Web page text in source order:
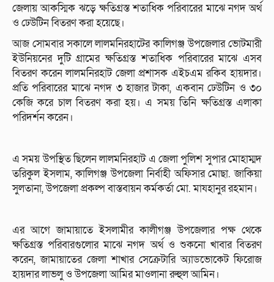
জেলায় আকস্মিক ঝড়ে ক্ষতিগ্রস্ত শতাধিক পরিবারের মাঝে নগদ অর্থ
ও ঢেউটিন বিতরণ করা হয়েছে।
আজ সোমবার সকালে লালমনিরহাটের কালিগঞ্জ উপজেলার ভোটমারী
ইউনিয়নের দুটি গ্রামের ক্ষতিগ্রস্ত শতাধিক পরিবারের মাঝে এসব
বিতরণ করেন লালমনিরহাট জেলা প্রশাসক এইচএম রকিব হায়দার।
প্রতি পরিবারের মাঝে নগদ ৩ হাজার টাকা, একবান ঢেউটিন ও ৩০
কেজি করে চাল বিতরণ করা হয়। এ সময় তিনি ক্ষতিগ্রস্ত এলাকা
পরিদর্শন করেন।
এ সময় উপস্থিত ছিলেন লালমনিরহাট এ জেলা পুলিশ সুপার মোহাম্মদ
তরিকুল ইসলাম, কালিগঞ্জ উপজেলা নির্বাহী অফিসার মোছা. জাকিয়া
সুলতানা, উপজেলা প্রকল্প বাস্তবায়ন কর্মকর্তা মো. মাযহানুর রহমান।
এর আগে জামায়াতে ইসলামীর কালীগঞ্জ উপজেলার পক্ষ থেকে
ক্ষতিগ্রস্ত পরিবারগুলোর মাঝে নগদ অর্থ ও শুকনো খাবার বিতরণ
করেন, জামায়াতের জেলা শাখার সেক্রেটারি অ্যাডভোকেট ফিরোজ
হায়দার লাভলু ও উপজেলা আমির মাওলানা রুহুল আমিন।